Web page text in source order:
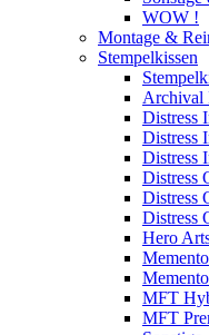
WOW !
Montage &
Stempelkissen
Archival
Distress
Distress
Distress
Distress
Distress
Distress
Hero
Memento
MFT
MFT